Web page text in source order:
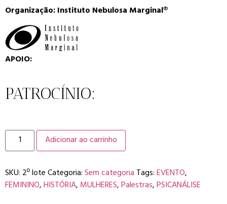
Organização: Instituto Nebulosa Marginal®
APOIO:
PATROCÍNIO:
Adicionar ao carrinho
SKU: 2º loteCategoria:Sem categoria Tags:EVENTO,
FEMININO,HISTÓRIA, MULHERES,Palestras,PSICANÁLISE